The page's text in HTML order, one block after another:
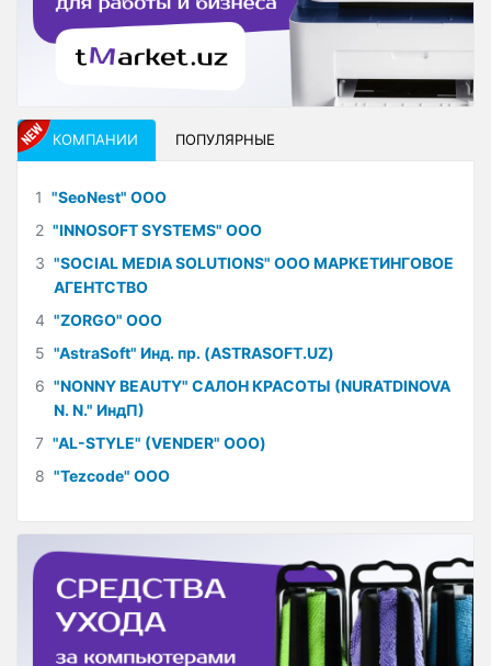
КОМПАНИИ ПОПУЛЯРНЫЕ
1 "SeoNest" ООО
2 "INNOSOFT SYSTEMS" ООО
3 "SOCIAL MEDIA SOLUTIONS" ООО МАРКЕТИНГОВОЕ
АГЕНТСТВО
4 "ZORGO" ООО
5 "AstraSoft" Инд. пр. (ASTRASOFT.UZ)
6 "NONNY BEAUTY" САЛОН КРАСОТЫ (NURATDINOVA
N. N." ИндП)
7 "AL-STYLE" (VENDER" ООО)
8 "Tezcode" ООО